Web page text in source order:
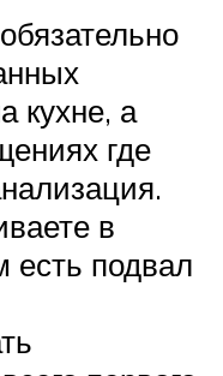
кухне, а
где
в
есть подвал